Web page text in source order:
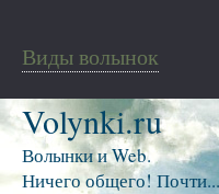
Виды волынок
Volynki.ru
Волынки и Web.
Ничего общего! Почти...